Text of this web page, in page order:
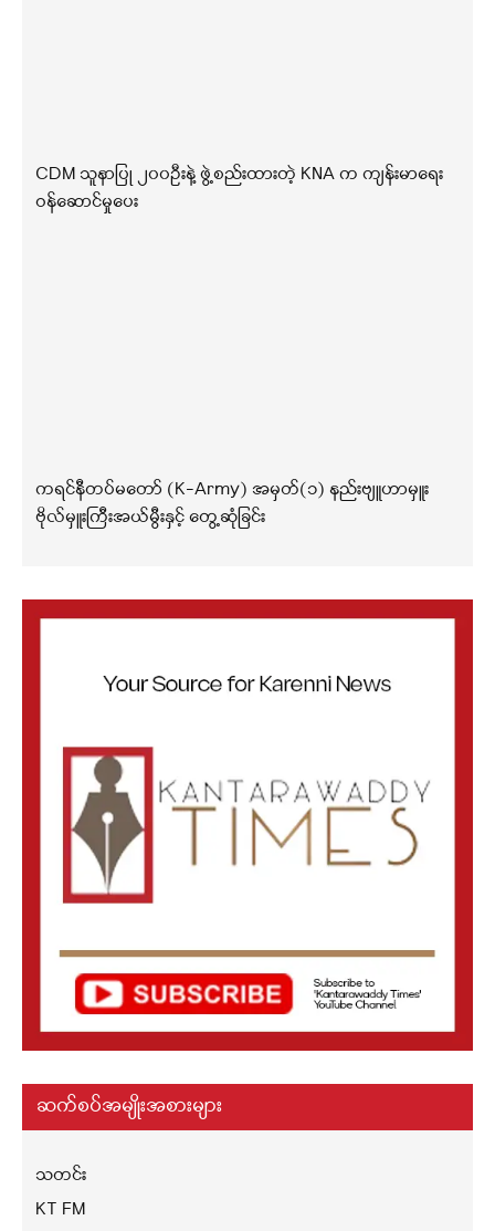
CDM သူနာပြု ၂၀၀ဦးနဲ့ ဖွဲ့စည်းထားတဲ့ KNA က ကျန်းမာရေး
ဝန်ဆောင်မှုပေး
ကရင်နီတပ်မတော် (K-Army) အမှတ်(၁) နည်းဗျူဟာမှူး
ဗိုလ်မှူးကြီးအယ်မွီးနှင့် တွေ့ဆုံခြင်း
ဆက်စပ်အမျိုးအစားများ
သတင်း
KT FM